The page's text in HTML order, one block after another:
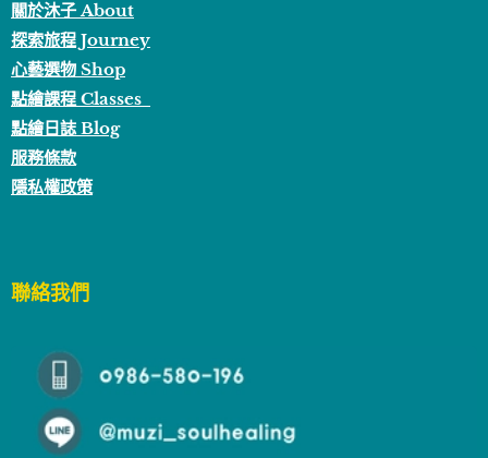
關於沐子 About
探索旅程 Journey
心藝選物 Shop
點繪課程 Classes
點繪日誌 Blog
服務條款
隱私權政策
聯絡我們